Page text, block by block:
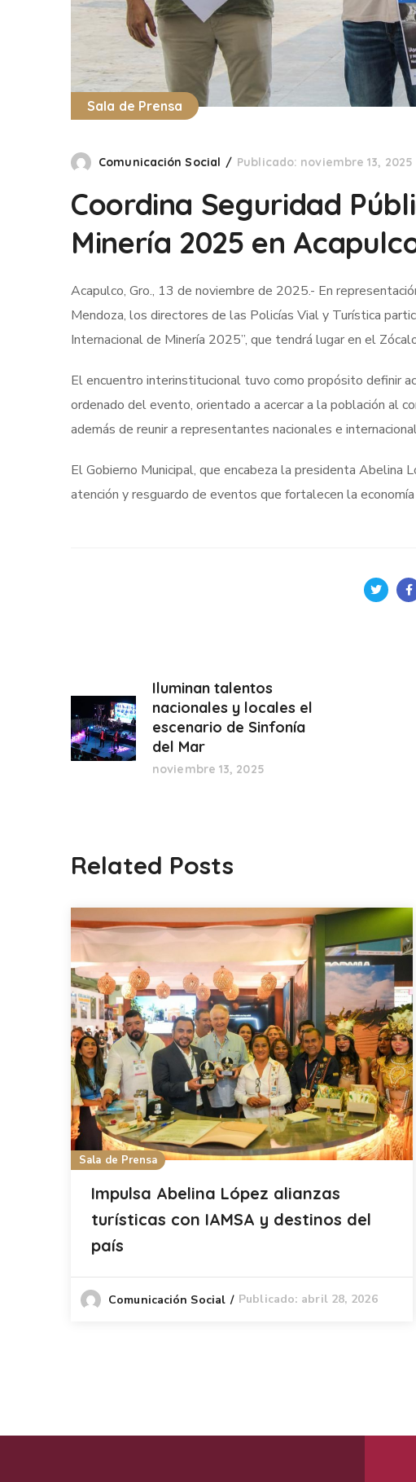
Sala de Prensa
Comunicación Social Publicado: noviembre 13, 2025
Coordina Seguridad
Minería 2025 en
Acapulco, Gro., 13 de noviembre de 2025.- En
Mendoza, los directores de las Policías Vial y Turística
Internacional de Minería 2025”, que tendrá lugar en el
El encuentro interinstitucional tuvo como propósito definir
ordenado del evento, orientado a acercar a la población al
además de reunir a representantes nacionales e
El Gobierno Municipal, que encabeza la presidenta Abelina
atención y resguardo de eventos que fortalecen la
Iluminan talentos
nacionales y locales el
escenario de Sinfonía
del Mar
noviembre 13, 2025
Related Posts
Sala de Prensa
Impulsa Abelina López alianzas
turísticas con IAMSA y destinos del
país
Comunicación Social Publicado: abril 28, 2026